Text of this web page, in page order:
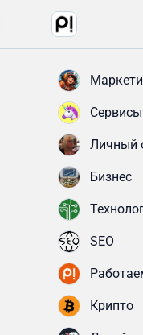
Сервисы
Личный
Бизнес
SEO
Крипто